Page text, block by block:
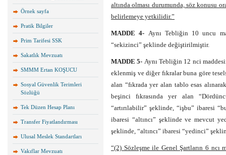
Örnek sayfa
Pratik Bilgiler
Prim Tarifesi SSK
Sakatlık Mevzuatı
SMMM Ertan KOŞUCU
Sosyal Güvenlik Terimleri
Sözlüğü
Tek Düzen Hesap Planı
Transfer Fiyatlandırması
Ulusal Meslek Standartları
Vakıflar Mevzuatı
altında olması durumunda, söz konusu
belirlemeye yetkilidir.”
MADDE 4- Aynı Tebliğin 10 uncu
“sekizinci” şeklinde değiştirilmiştir.
MADDE 5- Aynı Tebliğin 12 nci
eklenmiş ve diğer fıkralar buna göre
alan “fıkrada yer alan tablo esas
beşinci fıkrasında yer alan
“artırılabilir” şeklinde, “işbu” ibaresi
ibaresi “altıncı” şeklinde ve mevcut
şeklinde, “altıncı” ibaresi “yedinci”
“(2) Sözleşme ile Genel Şartların 6 ncı